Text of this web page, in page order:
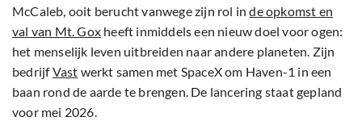
McCaleb, ooit berucht vanwege zijn rol inde opkomst en
val van Mt. Gox heeft inmiddels een nieuw doel voor ogen:
het menselijk leven uitbreiden naar andere planeten. Zijn
bedrijfVast werkt samen met SpaceX om Haven-1 in een
baan rond de aarde te brengen. De lancering staat gepland
voor mei 2026.